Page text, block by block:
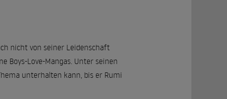
nicht von seiner Leidenschaft
Boys-Love-Mangas. Unter seinen
unterhalten kann, bis er Rumi